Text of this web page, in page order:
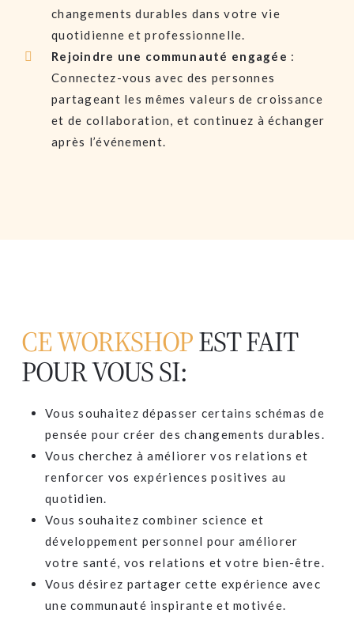
changements durables dans votre vie
quotidienne et professionnelle.
Rejoindre une communauté engagée :
Connectez-vous avec des personnes
partageant les mêmes valeurs de croissance
et de collaboration, et continuez à échanger
après l’événement.
CE WORKSHOPEST FAIT
POUR VOUS SI:
Vous souhaitez dépasser certains schémas de
pensée pour créer des changements durables.
Vous cherchez à améliorer vos relations et
renforcer vos expériences positives au
quotidien.
Vous souhaitez combiner science et
développement personnel pour améliorer
votre santé, vos relations et votre bien-être.
Vous désirez partager cette expérience avec
une communauté inspirante et motivée.